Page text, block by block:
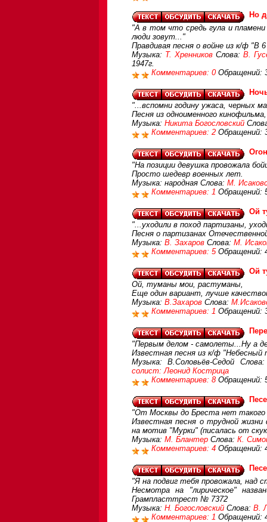
Но
"А в том что средь гула и
люди зовут..."
Правдивая песня о войне из к/ф "В
Музыка: Т. Хренников Слова: В.
1947г.
Комментариев: 0 Обращений:
"...вспомни годину ужаса, черных
Песня из одноименного
Музыка: Никита Богословский
Комментариев: 2 Обращений:
"На позиции девушка провожала
Просто шедевр военных лет.
Музыка: народная Слова: М.
Комментариев: 1 Обращений:
Ой
"...уходили в поход партизаны,
Песня о партизанах
Музыка: В. Захаров Слова: М.
Комментариев: 5 Обращений:
Ой
Ой, туманы мои, растуманы,
Еще один вариант, лучше
Музыка: В.Захаров Слова:
Комментариев: 1 Обращений:
"Первым делом - самолеты...Ну а
Известная песня из к/ф "Небесный
Музыка: В.Соловьёв-Сeдой
солист: Леонид Кострица
Комментариев: 8 Обращений:
"От Москвы до Бреста нет
Известная песня о трудной жизни
на мотив "Мурки" (писалась от
Музыка: М. Блантер Слова: К.
Комментариев: 4 Обращений:
"Я на подвиг тебя провожала, над
Несмотра на "лирическое"
Грампласттрест № 7372
Музыка: Н. Богословский Слова: В.
Комментариев: 1 Обращений: